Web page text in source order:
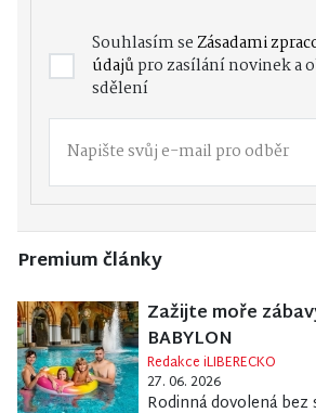
Souhlasím seZásadami
údajůpro zasílání novinek a
sdělení
Premium články
Zažijte moře
BABYLON
Redakce iLIBERECKO
27. 06. 2026
Rodinná dovolená